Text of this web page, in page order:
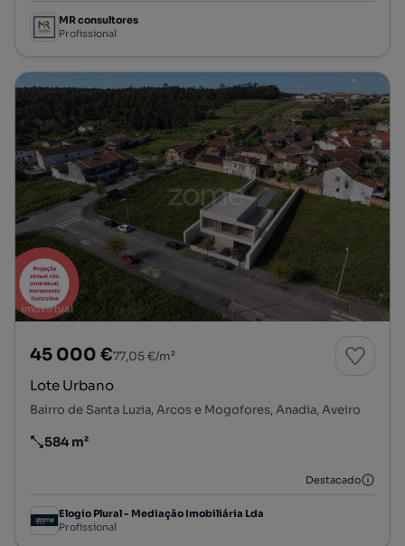
MR consultores
Profissional
45 000 €77,05 €/m²
Lote Urbano
Bairro de Santa Luzia, Arcos e Mogofores, Anadia, Aveiro
Preço por metro quadrado
584 m²
Destacado
Elogio Plural - Mediação Imobiliária Lda
Profissional